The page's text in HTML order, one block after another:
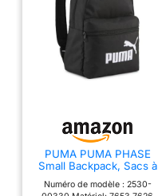
PUMA PUMA PHASE
Small Backpack, Sacs à
Enfants, PUMA Black,
Numéro de modèle : 2530-